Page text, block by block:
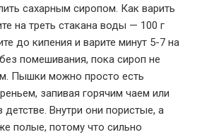
сахарным сиропом. Как варить
на треть стакана воды — 100 г
до кипения и варите минут 5-7 на
помешивания, пока сироп не
Пышки можно просто есть
запивая горячим чаем или
Внутри они пористые, а
полые, потому что сильно